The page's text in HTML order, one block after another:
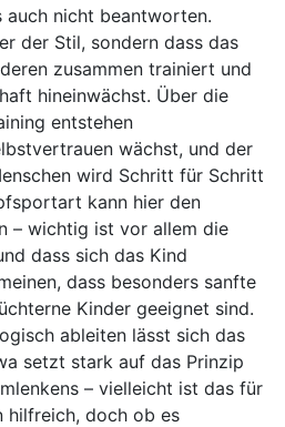
auch nicht beantworten.
der Stil, sondern dass das
zusammen trainiert und
hineinwächst. Über die
entstehen
wächst, und der
wird Schritt für Schritt
kann hier den
– wichtig ist vor allem die
dass sich das Kind
dass besonders sanfte
Kinder geeignet sind.
ableiten lässt sich das
setzt stark auf das Prinzip
– vielleicht ist das für
hilfreich, doch ob es